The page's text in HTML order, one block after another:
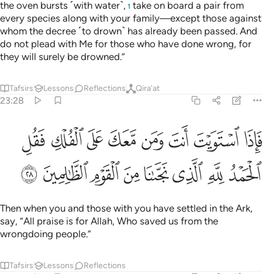
the oven bursts ˹with water˺, 1 take on board a pair from
every species along with your family—except those against
whom the decree ˹to drown˺ has already been passed. And
do not plead with Me for those who have done wrong, for
they will surely be drowned.”
Tafsirs Lessons Reflections Qira'at
23:28
فاذا استويت انت ومن معك على الفلك فقل الحمد لله الذي نجانا من
فَإِذَا ٱسْتَوَيْتَ أَنتَ وَمَن مَّعَكَ عَلَى ٱلْفُلْكِ فَقُلِ ٱلْحَمْدُ لِلَّهِ
ﱁﱂﱃﱄﱅﱆﱇﱈ
ﱉﱊﱋﱌﱍﱎﱏﱐ
Then when you and those with you have settled in the Ark,
say, “All praise is for Allah, Who saved us from the
wrongdoing people.”
Tafsirs Lessons Reflections